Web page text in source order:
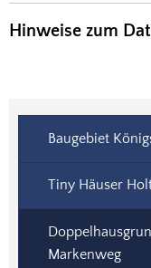
Hinweise zum
Baugebiet
Tiny Häuser
Markenweg